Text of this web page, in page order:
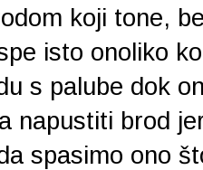
koji tone,
isto onoliko
s palube dok
napustiti brod
spasimo ono